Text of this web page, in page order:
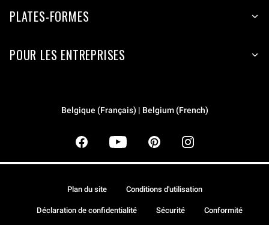
PLATES-FORMES
POUR LES ENTREPRISES
Belgique (Français) | Belgium (French)
Plan du site Conditions d'utilisation
Déclaration de confidentialité Sécurité Conformité